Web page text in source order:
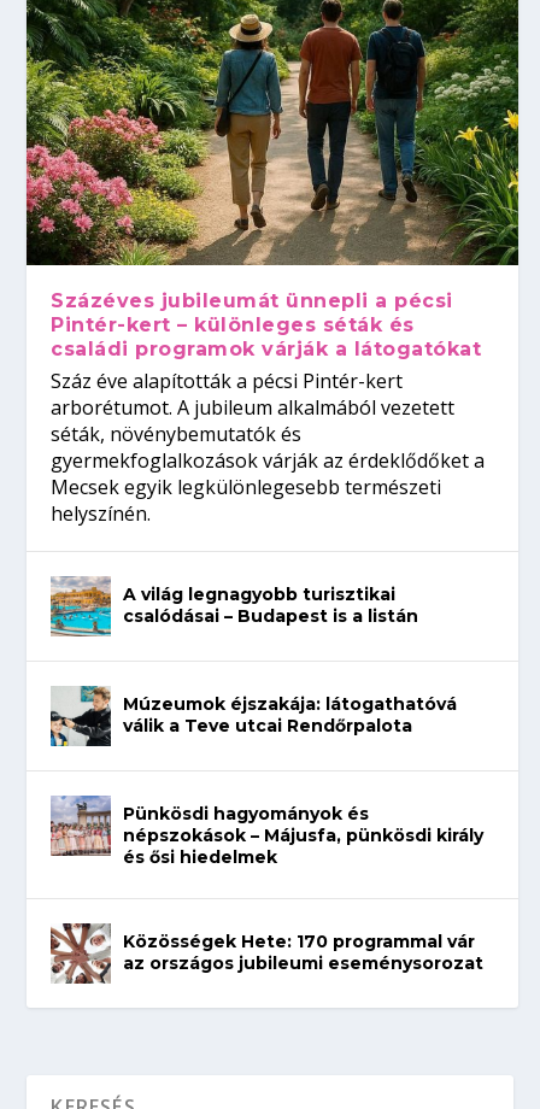
Százéves jubileumát ünnepli a pécsi
Pintér-kert – különleges séták és
családi programok várják a látogatókat
Száz éve alapították a pécsi Pintér-kert
arborétumot. A jubileum alkalmából vezetett
séták, növénybemutatók és
gyermekfoglalkozások várják az érdeklődőket a
Mecsek egyik legkülönlegesebb természeti
helyszínén.
A világ legnagyobb turisztikai
csalódásai – Budapest is a listán
Múzeumok éjszakája: látogathatóvá
válik a Teve utcai Rendőrpalota
Pünkösdi hagyományok és
népszokások – Májusfa, pünkösdi király
és ősi hiedelmek
Közösségek Hete: 170 programmal vár
az országos jubileumi eseménysorozat